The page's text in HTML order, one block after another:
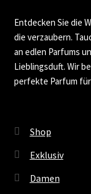
Entdecken Sie die
die verzaubern.
an edlen Parfums
Lieblingsduft. Wir
perfekte Parfum
Shop
Exklusiv
Damen